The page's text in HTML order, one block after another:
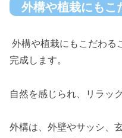
外構や植栽にもこ
外構や植栽にもこだわる
完成します。
自然を感じられ、リラッ
外構は、外壁やサッシ、